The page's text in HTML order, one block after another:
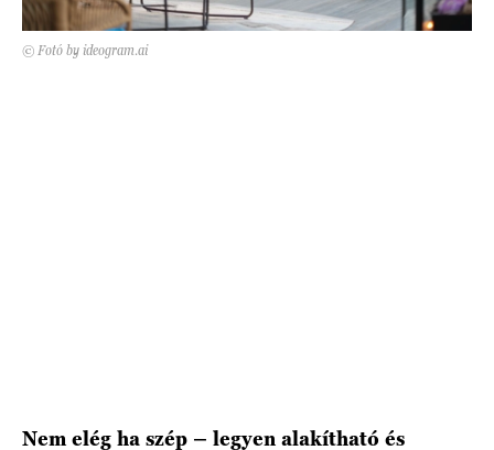
© Fotó by ideogram.ai
Nem elég ha szép – legyen alakítható és